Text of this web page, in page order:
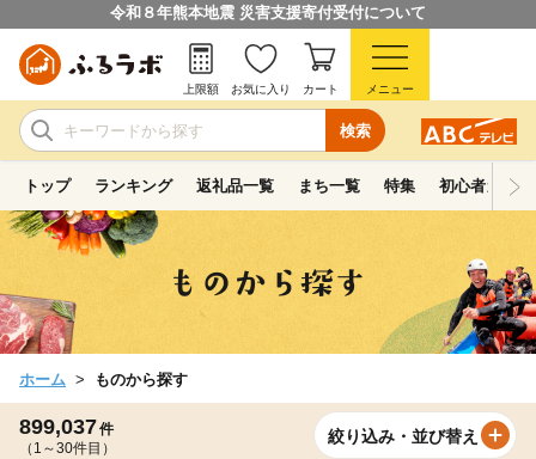
令和８年熊本地震 災害支援寄付受付について
検索
上限額 お気に入り カート メニュー
トップ ランキング 返礼品一覧 まち一覧 特集 初心者ガイド
ホーム ものから探す
899,037件
（1～30件目）
絞り込み・並び替え